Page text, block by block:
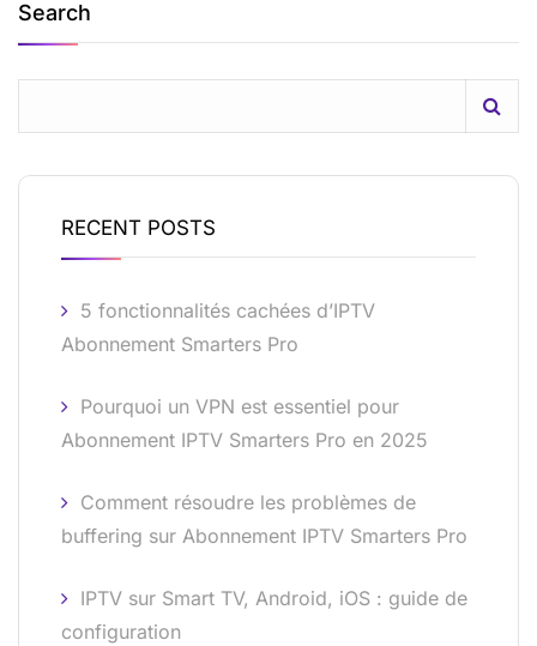
Search
RECENT POSTS
5 fonctionnalités cachées d’IPTV
Abonnement Smarters Pro
Pourquoi un VPN est essentiel pour
Abonnement IPTV Smarters Pro en 2025
Comment résoudre les problèmes de
buffering sur Abonnement IPTV Smarters Pro
IPTV sur Smart TV, Android, iOS : guide de
configuration